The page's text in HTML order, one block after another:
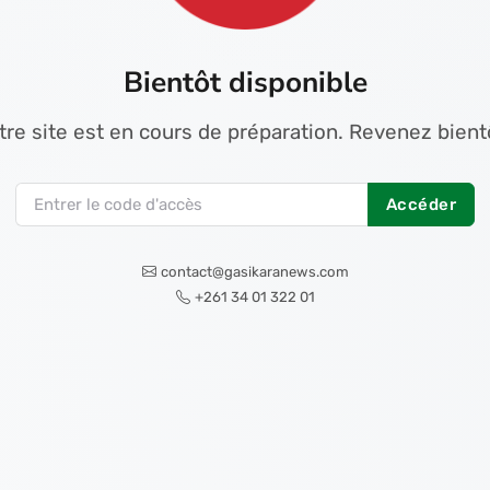
Bientôt disponible
site est en cours de préparation. Revenez
Accéder
contact@gasikaranews.com
+261 34 01 322 01